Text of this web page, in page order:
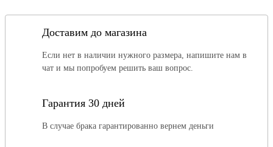
Доставим до магазина
Если нет в наличии нужного размера, напишите нам в
чат и мы попробуем решить ваш вопрос.
Гарантия 30 дней
В случае брака гарантированно вернем деньги